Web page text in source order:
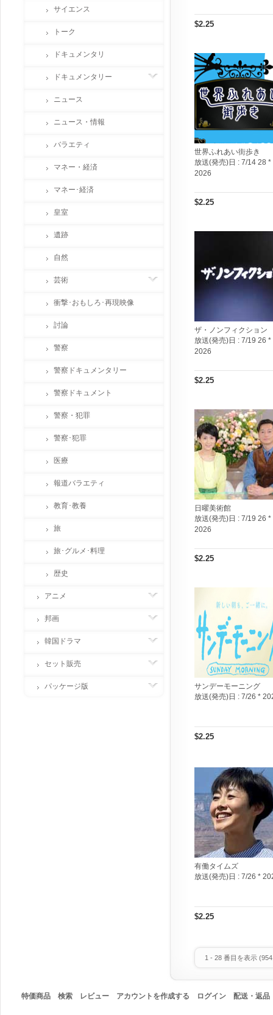
$2.25
世界ふれあい街歩き
放送(発売)日 : 7/14 28 *
2026
$2.25
ザ・ノンフィクション
放送(発売)日 : 7/19 26 *
2026
$2.25
日曜美術館
放送(発売)日 : 7/19 26 *
2026
$2.25
サンデーモーニング
放送(発売)日 : 7/26 *
$2.25
有働タイムズ
放送(発売)日 : 7/26 *
$2.25
1 - 28 番目を表示 (
サイエンス
トーク
ドキュメンタリ
ドキュメンタリー
ニュース
ニュース・情報
バラエティ
マネー・経済
マネー･経済
皇室
遺跡
自然
芸術
衝撃･おもしろ･再現映像
討論
警察
警察ドキュメンタリー
警察ドキュメント
警察・犯罪
警察･犯罪
医療
報道バラエティ
教育･教養
旅
旅･グルメ･料理
歴史
アニメ
邦画
韓国ドラマ
セット販売
パッケージ版
特価商品 検索 レビュー アカウントを作成する ログイン 配送・返品